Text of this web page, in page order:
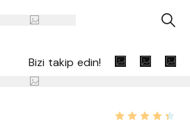
A
Bizi takip edin!